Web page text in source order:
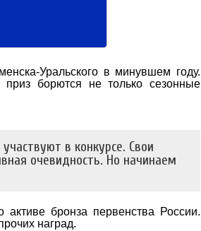
Уральского в минувшем году.
борются не только сезонные
в конкурсе. Свои
очевидность. Но начинаем
бронза первенства России.
наград.